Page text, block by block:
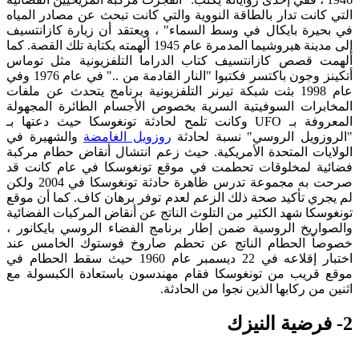
التي كانت تدار بالطاقة النووية والتي كانت تبحث عن مصادر المياه
في بحيرة بايكال في وسط السماء" ، ويعتقد أن زيارة كازانتسيف
إلى مدينة هيروشيما المدمرة عام 1945 ألهمته بكتابة تلك القصة. كما
ألهمت قصص كازانتسيف كتاب الدراما التلفزيونية مثل توماس
أتكينز وجون باكتسر فكتبوا "النار القادمة من .." في عام 1976 وفي
عام 1998 بثت شبكة تيرنر التلفزيونية برنامج يتحدث عن ملفات
المخابرات السوفيتية السرية بخصوص الأجسام الطائرة المجهولة
المعروفة بـ UFO وكانت تلمح لحادثة تونغوسكا حيث دعتها بـ
"الروزويل الروسي" نسبة لحادثة روزويل الغامضة والشهيرة في
الولايات المتحدة الأمريكية. حيث زعم انتشال أنقاض حطام مركبة
فضائية لمخلوقات تحطمت في موقع تونغوسكا في عام كانت قد
صرحت به مجموعة تدرس ظاهرة حادثة تونغوسكا في 2004 ولكن
لم يجري تأكيد صحة ذلك الزعم لعدم توفر برهان كاف. كما أن موقع
تونغوسكا شهد الكثير من التلوث الناتج عن أنقاض المركبات الفضائية
والصواريخ الروسية ضمن إطار برنامج الفضاء الروسي بايكانور ،
خصوصاً الحطام الناتج عن تحطم صاروخ فوستوك الخامس عند
اختبار إقلاعه في 22 ديسمبر عام 1960 حيث سقط الحطام في
موقع قريب من تونغوسكا فقام مهندسون باستعادة الكبسولة مع
اثنين من ركابها الذين نجوا من الحادثة.
2- فرضية النيزك